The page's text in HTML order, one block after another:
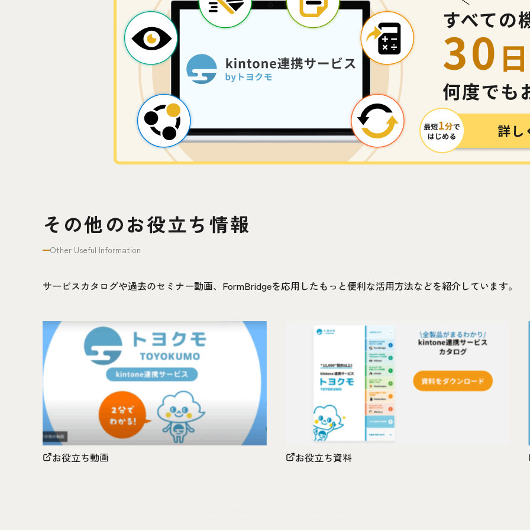
その他のお役立ち情報
Other Useful Information
サービスカタログや過去のセミナー動画、FormBridgeを応用したもっと便利な活用方法などを紹介しています。
お役立ち動画 お役立ち資料